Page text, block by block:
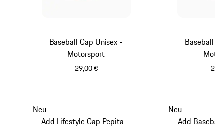
Baseball Cap Unisex -
Motorsport
29,00 €
Neu
Add Lifestyle Cap Pepita –
Neu
Add